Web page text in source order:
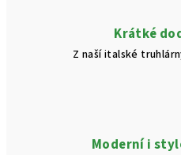
Krátké
Z naší italské
Moderní i